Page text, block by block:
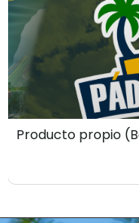
Producto propio